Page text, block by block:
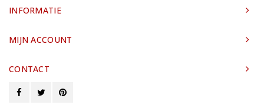
INFORMATIE
MIJN ACCOUNT
CONTACT